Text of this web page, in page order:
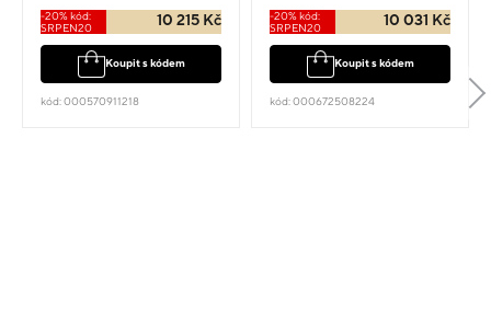
-20% kód:
SRPEN20
10 215 Kč
Koupit s kódem
kód: 000570911218
-20% kód:
SRPEN20
10 031 Kč
Koupit s kódem
kód: 000672508224